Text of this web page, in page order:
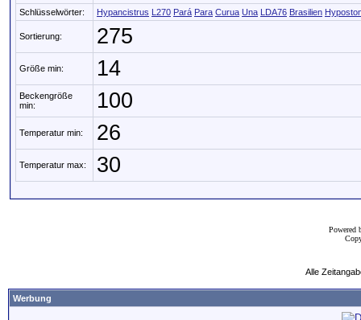
Schlüsselwörter: Hypancistrus L270 Pará Para Curua Una LDA76 Brasilien
Sortierung: 275
Größe min: 14
Beckengröße
min:
100
Temperatur min: 26
Temperatur max: 30
Powered
Alle
Werbung